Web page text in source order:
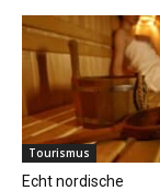
Tourismus
Echt nordische